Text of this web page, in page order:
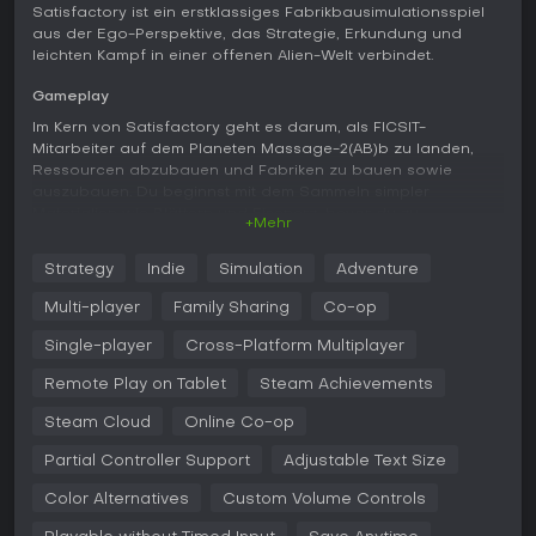
Satisfactory ist ein erstklassiges Fabrikbausimulationsspiel
aus der Ego-Perspektive, das Strategie, Erkundung und
leichten Kampf in einer offenen Alien-Welt verbindet.
Gameplay
Im Kern von Satisfactory geht es darum, als FICSIT-
Mitarbeiter auf dem Planeten Massage-2(AB)b zu landen,
Ressourcen abzubauen und Fabriken zu bauen sowie
Optimierung steht im Mittelpunkt: Du entwirfst raffinierte
Netzwerke, um Produkte effizient herzustellen und manuelle
Logistikbetrieb über Außenposten abwickeln.
Erkundung ist zentral - auf einer 30 Quadratkilometer
Jetpacks, Jump Pads, Hypertubes und Fahrzeuge erleichtern
mit wilder Tierwelt hilft. Der Kampf mit Nahkampfwaffen und
Schusswaffen gegen wenige Alien-Kreaturen dient eher als
+Mehr
Strategy Indie Simulation Adventure
Multi-player Family Sharing Co-op
Single-player Cross-Platform Multiplayer
Remote Play on Tablet Steam Achievements
Steam Cloud Online Co-op
Partial Controller Support Adjustable Text Size
Color Alternatives Custom Volume Controls